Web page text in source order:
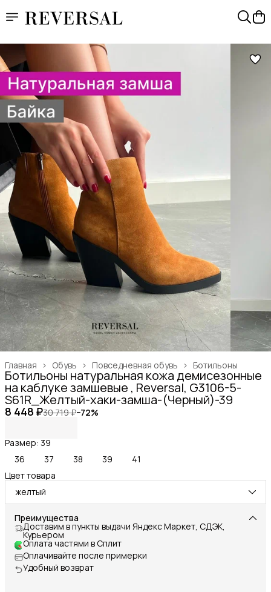
Ботильоны
Повседневная обувь ›
Обувь ›
Главная ›
Ботильоны натуральная кожа демисезонные
на каблуке замшевые , Reversal, G3106-5-
S61R_Желтый-хаки-замша-(Черный)-39
8 448 ₽30 719 ₽−72%
Размер: 39
36
37 38 39
41
Цвет товара
желтый
Преимущества
Доставим в пункты выдачи Яндекс Маркет, СДЭК,
Курьером
Оплата частями в Сплит
Оплачивайте после примерки
Удобный возврат